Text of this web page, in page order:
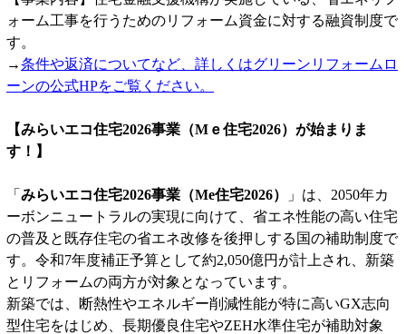
ォーム工事を行うためのリフォーム資金に対する融資制度で
す。
→条件や返済についてなど、詳しくはグリーンリフォームロ
ーンの公式HPをご覧ください。
【みらいエコ住宅2026事業（Мｅ住宅2026）が始まりま
す！】
「 みらいエコ住宅2026事業（Me住宅2026）
」は、2050年カ
ーボンニュートラルの実現に向けて、省エネ性能の高い住宅
の普及と既存住宅の省エネ改修を後押しする国の補助制度で
す。令和7年度補正予算として約2,050億円が計上され、新築
とリフォームの両方が対象となっています。
新築では、断熱性やエネルギー削減性能が特に高いGX志向
型住宅をはじめ、長期優良住宅やZEH水準住宅が補助対象